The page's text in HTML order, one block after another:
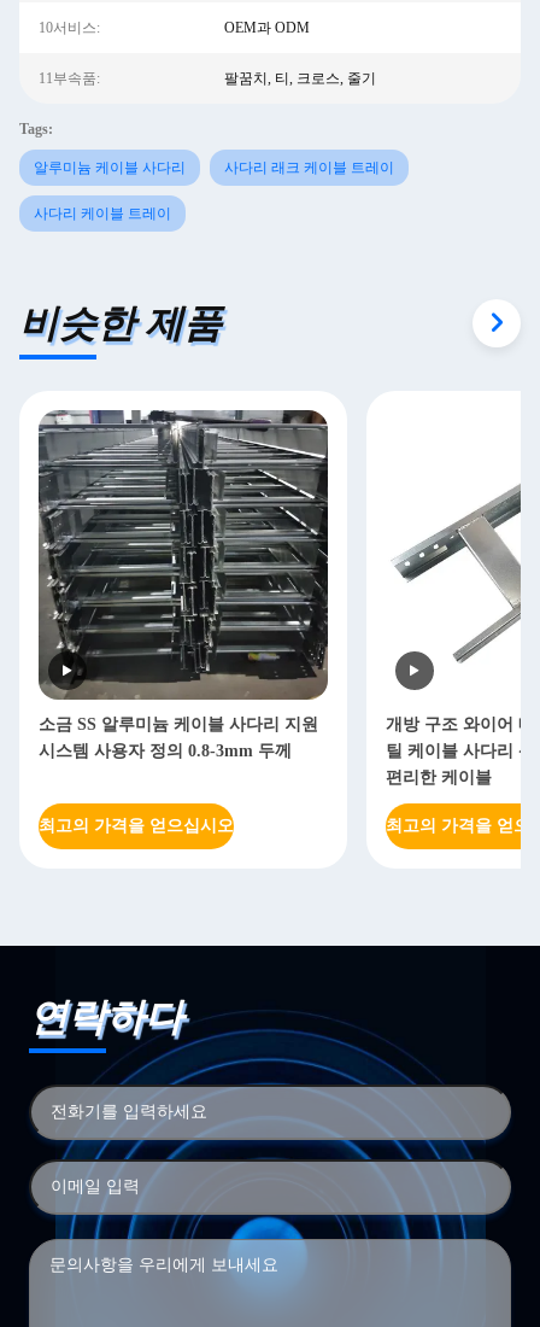
10서비스: OEM과 ODM
11부속품: 팔꿈치, 티, 크로스, 줄기
Tags:
알루미늄 케이블 사다리 사다리 래크 케이블 트레이
사다리 케이블 트레이
비슷한 제품
소금 SS 알루미늄 케이블 사다리 지원
시스템 사용자 정의 0.8-3mm 두께
최고의 가격을 얻으십시오
개방 구조 와이어
틸 케이블 사다리
편리한 케이블
최고의 가격을 얻으
연락하다